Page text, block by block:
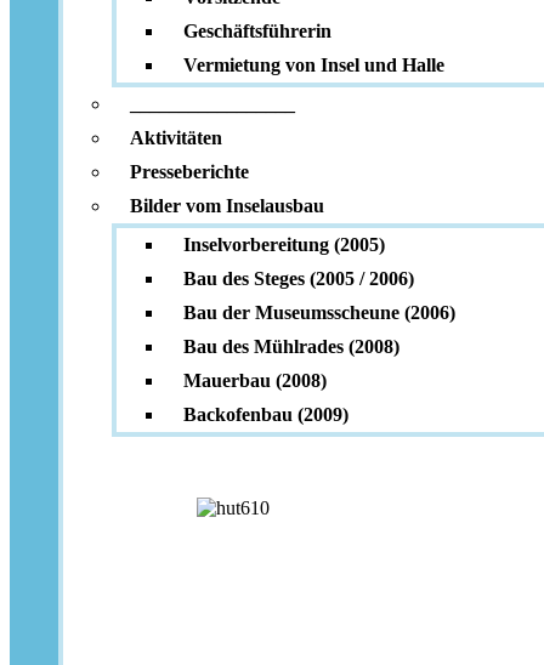
Geschäftsführerin
Vermietung von Insel und Halle
Aktivitäten
Presseberichte
Bilder vom Inselausbau
Inselvorbereitung (2005)
Bau des Steges (2005 / 2006)
Bau der Museumsscheune (2006)
Bau des Mühlrades (2008)
Mauerbau (2008)
Backofenbau (2009)